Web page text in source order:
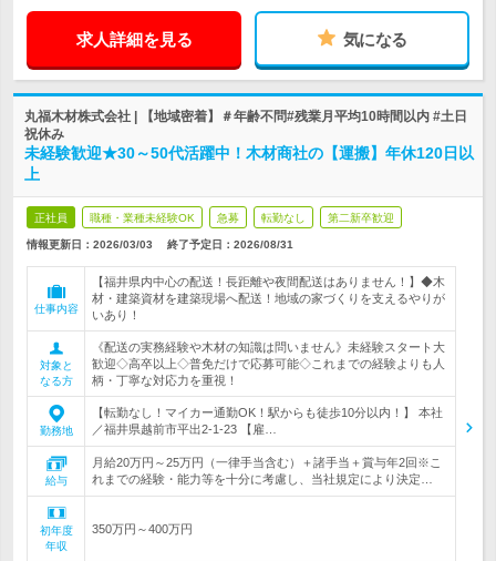
求人詳細を見る 気になる
丸福木材株式会社 | 【地域密着】＃年齢不問#残業月平均10時間以内 #土日
祝休み
未経験歓迎★30～50代活躍中！木材商社の【運搬】年休120日以
上
正社員 職種・業種未経験OK 急募 転勤なし 第二新卒歓迎
情報更新日：2026/03/03 終了予定日： 2026/08/31
仕事内容
【福井県内中心の配送！長距離や夜間配送はありません！】◆木
材・建築資材を建築現場へ配送！地域の家づくりを支えるやりが
いあり！
対象と
なる方
《配送の実務経験や木材の知識は問いません》未経験スタート大
歓迎◇高卒以上◇普免だけで応募可能◇これまでの経験よりも人
柄・丁寧な対応力を重視！
勤務地
【転勤なし！マイカー通勤OK！駅からも徒歩10分以内！】 本社
／福井県越前市平出2-1-23 【雇…
給与
月給20万円～25万円（一律手当含む）＋諸手当＋賞与年2回※こ
れまでの経験・能力等を十分に考慮し、当社規定により決定…
初年度
年収
350万円～400万円